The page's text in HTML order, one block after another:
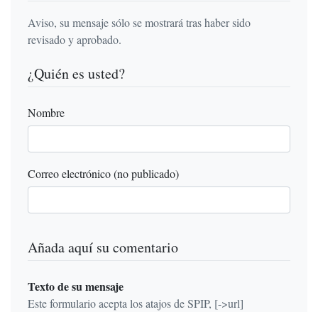
Aviso, su mensaje sólo se mostrará tras haber sido
revisado y aprobado.
¿Quién es usted?
Nombre
Correo electrónico (no publicado)
Añada aquí su comentario
Texto de su mensaje
Este formulario acepta los atajos de SPIP, [->url]